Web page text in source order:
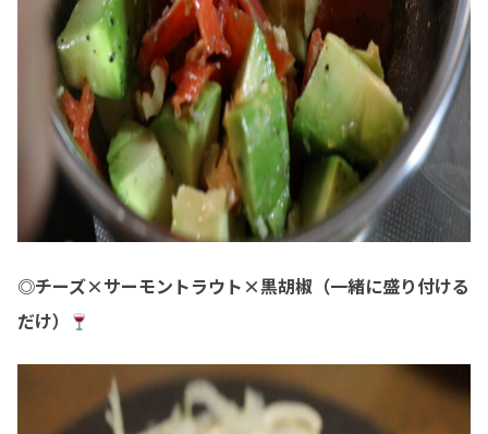
◎チーズ×サーモントラウト×黒胡椒（一緒に盛り付ける
だけ）